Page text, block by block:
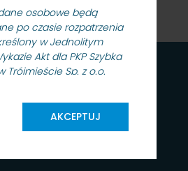
osobowe będą
po czasie rozpatrzenia
w Jednolitym
Akt dla PKP Szybka
Trójmieście Sp. z o.o.
Państwowego w
oraz prawo ich
AKCEPTUJ